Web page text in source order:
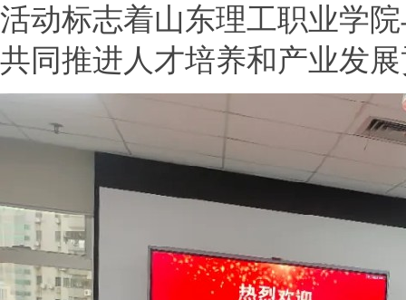
活动标志着山东理工职业学
共同推进人才培养和产业发